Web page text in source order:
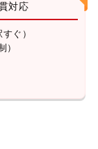
対応
ぐ）
）